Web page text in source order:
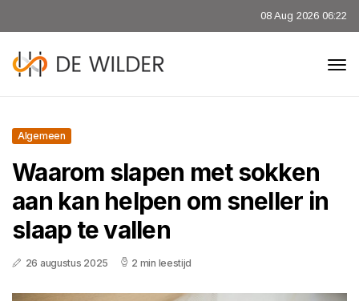
08 Aug 2026 06:22
Algemeen
Waarom slapen met sokken
aan kan helpen om sneller in
slaap te vallen
26 augustus 2025 2 min leestijd